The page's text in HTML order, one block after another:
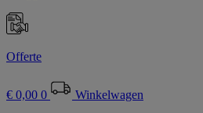
Offerte
€ 0,00 0
Winkelwagen